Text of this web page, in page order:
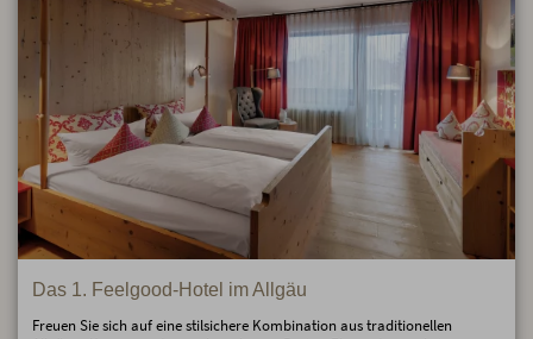
Das 1. Feelgood-Hotel im Allgäu
Freuen Sie sich auf eine stilsichere Kombination aus traditionellen